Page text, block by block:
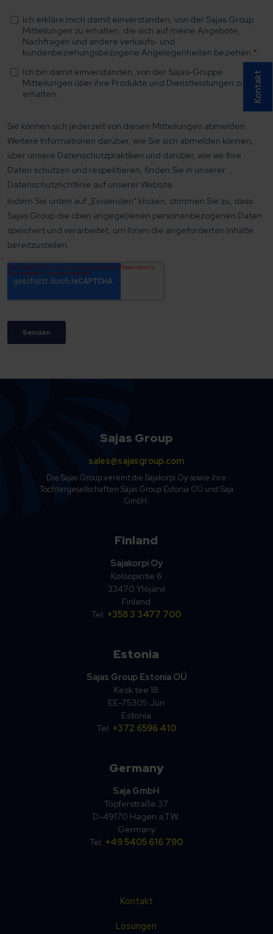
Sajas Group
sales@sajasgroup.com
Die Sajas Group vereint die Sajakorpi Oy sowie ihre
Tochtergesellschaften Sajas Group Estonia OÜ und Saja
GmbH.
Finland
Sajakorpi Oy
Kolsopintie 6
33470 Ylöjärvi
Finland
Tel. +358 3 3477 700
Estonia
Sajas Group Estonia OÜ
Kesk tee 18
EE-75305 Jüri
Estonia
Tel. +372 6596 410
Germany
Saja GmbH
Töpferstraße 37
D-49170 Hagen a.T.W.
Germany
Tel. +49 5405 616 790
Kontakt
Lösungen
Kontakt